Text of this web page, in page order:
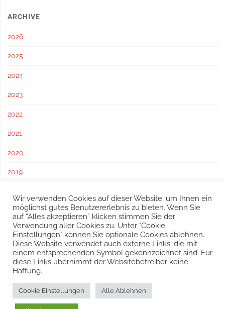
ARCHIVE
2026
2025
2024
2023
2022
2021
2020
2019
2017
2392 Sulz im Wienerwald
Tel.:0677 613 997 26| E-Mail:
Wir verwenden Cookies auf dieser Website, um Ihnen ein
möglichst gutes Benutzererlebnis zu bieten. Wenn Sie
auf “Alles akzeptieren” klicken stimmen Sie der
Verwendung aller Cookies zu. Unter "Cookie
Einstellungen" können Sie optionale Cookies ablehnen.
Diese Website verwendet auch externe Links, die mit
einem entsprechenden Symbol gekennzeichnet sind. Für
diese Links übernimmt der Websitebetreiber keine
Haftung.
Cookie Einstellungen Alle Ablehnen